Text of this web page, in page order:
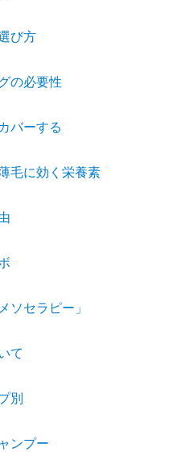
び方
の必要性
バーする
毛に効く栄養素
ソセラピー」
て
別
ンプー